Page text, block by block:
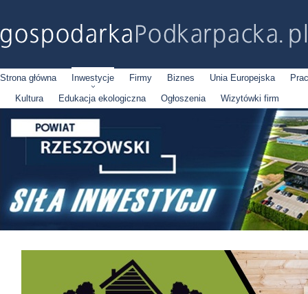
Strona główna Inwestycje Firmy Biznes Unia Europejska
Kultura
Edukacja ekologiczna Ogłoszenia Wizytówki firm